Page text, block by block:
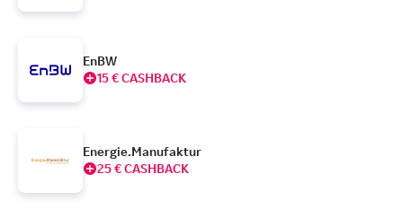
EnBW
15 € CASHBACK
Energie.Manufaktur
25 € CASHBACK